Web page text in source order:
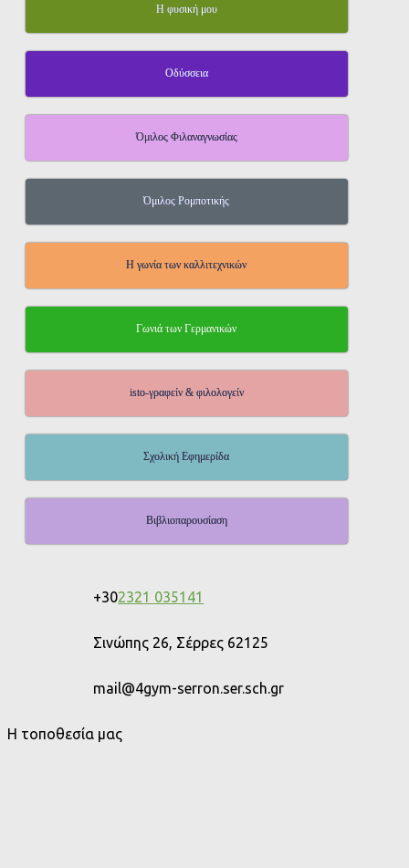
Η φυσική μου
Οδύσσεια
Όμιλος Φιλαναγνωσίας
Όμιλος Ρομποτικής
Η γωνία των καλλιτεχνικών
Γωνιά των Γερμανικών
isto-γραφείν & φιλολογείν
Σχολική Εφημερίδα
Βιβλιοπαρουσίαση
+302321 035141
Σινώπης 26, Σέρρες 62125
mail@4gym-serron.ser.sch.gr
Η τοποθεσία μας